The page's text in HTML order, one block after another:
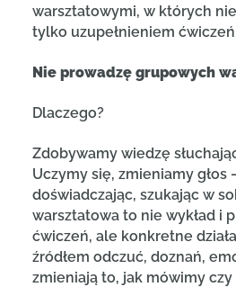
warsztatowymi, w których
tylko uzupełnieniem
Nie prowadzę grupowych
Dlaczego?
Zdobywamy wiedzę
Uczymy się, zmieniamy głos
doświadczając, szukając w
warsztatowa to nie wykład i
ćwiczeń, ale konkretne
źródłem odczuć, doznań,
zmieniają to, jak mówimy czy